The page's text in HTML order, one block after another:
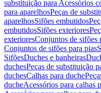
substituição para Acessórios
para aparelhosPeças de
aparelhosSifões embutidos
embutidosSifões exteriores
exterioresConjuntos de sifões
Conjuntos de sifões para pias
SifõesDuches e banheiras
duchesPeças de substituição
duchesCalhas para duche
ducheAcessórios para calhas